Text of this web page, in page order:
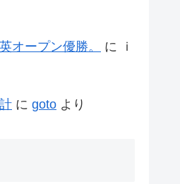
オープン優勝。 に
ｉ
に goto より